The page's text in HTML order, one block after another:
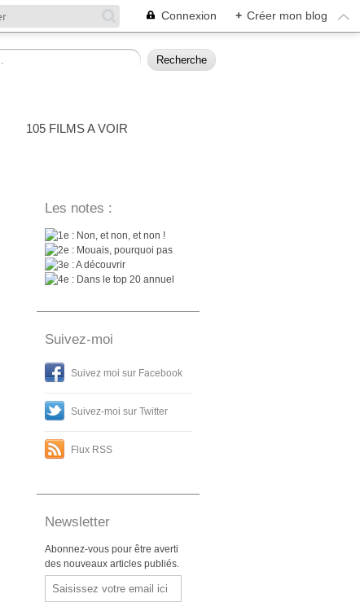
Connexion + Créer mon blog
105 FILMS A VOIR
Les notes :
: Non, et non, et non !
: Mouais, pourquoi pas
: A découvrir
: Dans le top 20 annuel
Suivez-moi
Suivez moi sur Facebook
Suivez-moi sur Twitter
Flux RSS
Newsletter
Abonnez-vous pour être averti
des nouveaux articles publiés.
Email